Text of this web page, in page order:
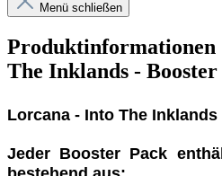
Menü schließen
The Inklands -
Lorcana - Into The Inklands
Jeder Booster Pack